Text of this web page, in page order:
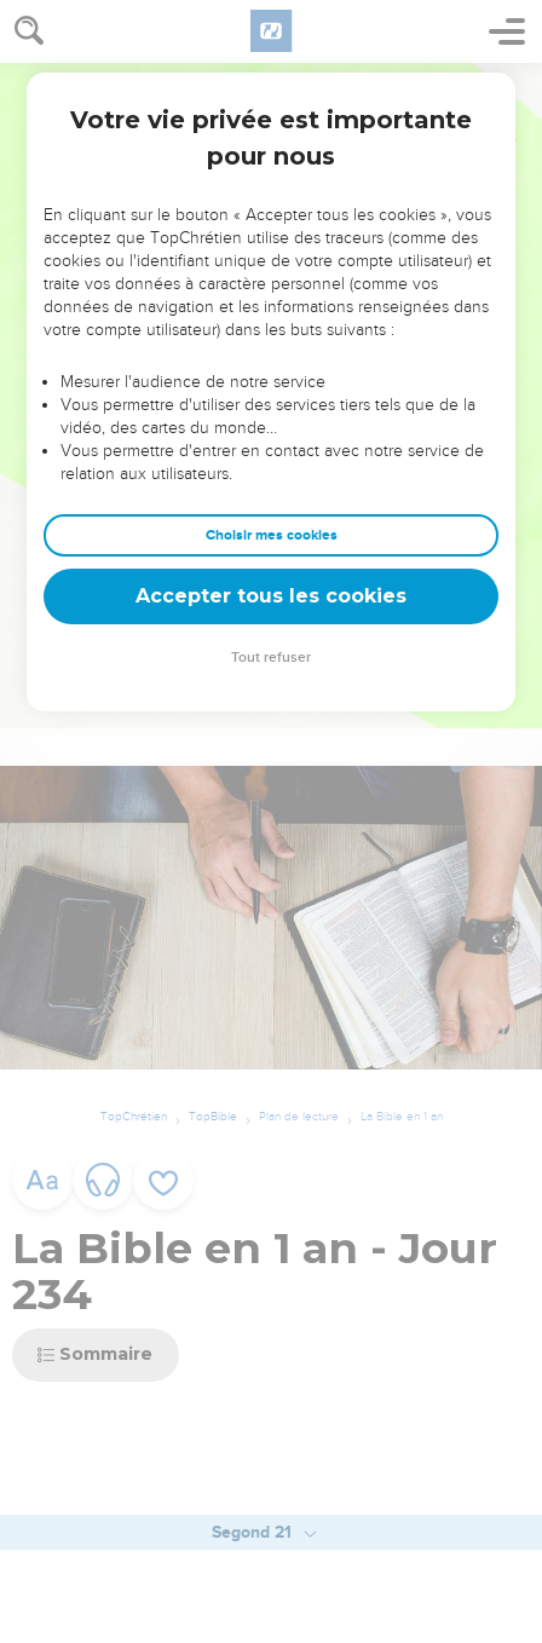
NE MANQUEZ PAS L’ÉVÉNEMENT
DE L’ANNÉE !
ET SI LEURS ERREURS POUVAIENT VOUS ÉVITER LES
VOTRES ?
leur foi ou leur vision. Mais on voit moins les doutes, les erreurs
et les saisons difficiles qu'ils ont traversés, alors même que ce
sont elles qui les ont façonnés.
Dans cette conférence, leaders, entrepreneurs, et responsables
clés pour avancer avec plus de sagesse afin que leurs erreurs
deviennent vos tremplins. Que vous guidiez un ministère, une
équipe, un groupe ou une famille, leur expérience est faite
TopChrétien TopBible Plan de lecture La Bible en 1 an
La Bible en 1 an - Jour
234
Sommaire
Segond 21
Votre vie privée est importante
pour nous
En cliquant sur le bouton « Accepter tous les cookies », vous
acceptez que TopChrétien utilise des traceurs (comme des
cookies ou l'identifiant unique de votre compte utilisateur) et
traite vos données à caractère personnel (comme vos
données de navigation et les informations renseignées dans
votre compte utilisateur) dans les buts suivants :
Mesurer l'audience de notre service
Vous permettre d'utiliser des services tiers tels que de la
vidéo, des cartes du monde…
Vous permettre d'entrer en contact avec notre service de
relation aux utilisateurs.
Choisir mes cookies
Accepter tous les cookies
Tout refuser